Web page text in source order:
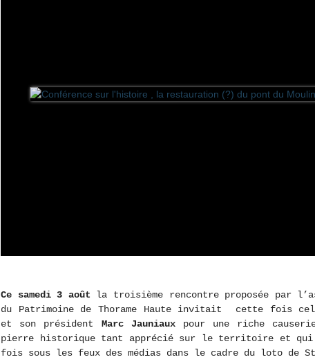
Ce samedi 3 août la troisième rencontre proposée par
du Patrimoine de Thorame Haute invitait cette fois
et son président Marc Jauniauxpour une riche
pierre historique tant apprécié sur le territoire et qui
fois sous les feux des médias dans le cadre du loto de